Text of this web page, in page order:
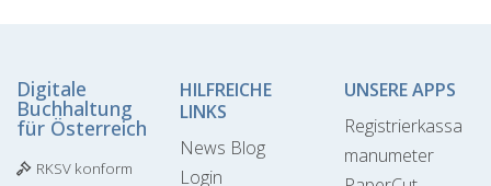
Digitale
Buchhaltung
für Österreich
RKSV konform
HILFREICHE
LINKS
News Blog
Login
UNSERE APPS
Registrierkassa
manumeter